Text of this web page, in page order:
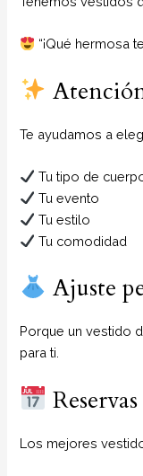
“¡Qué hermosa
Te ayudamos a
Tu tipo de
Tu evento
Tu estilo
Tu comodidad
Ajuste
Porque un vestido
para ti.
Los mejores